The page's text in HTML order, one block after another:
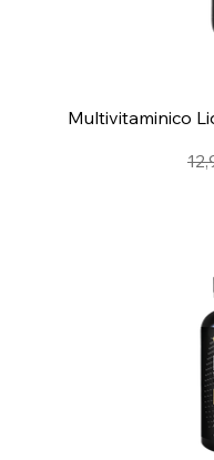
Multivitaminico